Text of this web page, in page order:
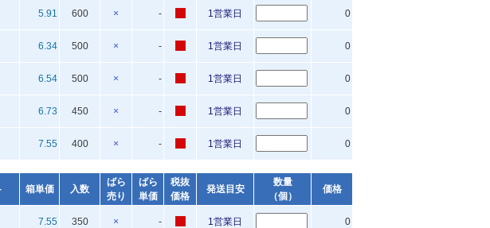
5.91 600 × - 1営業日 0
6.34 500 × - 1営業日 0
6.54 500 × - 1営業日 0
6.73 450 × - 1営業日 0
7.55 400 × - 1営業日 0
箱単価 入数
ばら
売り
ばら
単価
税抜
価格
発送目安
数量
（個）
価格
7.55 350 × - 1営業日 0